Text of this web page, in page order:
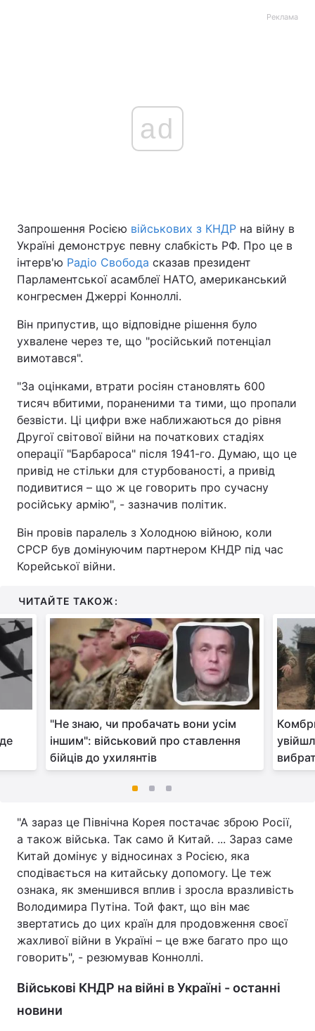
Реклама
ad
Запрошення Росією військових з КНДР на війну в
Україні демонструє певну слабкість РФ. Про це в
інтерв'ю Радіо Свобода сказав президент
Парламентської асамблеї НАТО, американський
конгресмен Джеррі Конноллі.
Він припустив, що відповідне рішення було
ухвалене через те, що "російський потенціал
вимотався".
"За оцінками, втрати росіян становлять 600
тисяч вбитими, пораненими та тими, що пропали
безвісти. Ці цифри вже наближаються до рівня
Другої світової війни на початкових стадіях
операції "Барбароса" після 1941-го. Думаю, що це
привід не стільки для стурбованості, а привід
подивитися – що ж це говорить про сучасну
російську армію", - зазначив політик.
Він провів паралель з Холодною війною, коли
СРСР був домінуючим партнером КНДР під час
Корейської війни.
ЧИТАЙТЕ ТАКОЖ:
"Не знаю, чи пробачать вони усім
іншим": військовий про ставлення
бійців до ухилянтів
"А зараз це Північна Корея постачає зброю Росії,
а також війська. Так само й Китай. ... Зараз саме
Китай домінує у відносинах з Росією, яка
сподівається на китайську допомогу. Це теж
ознака, як зменшився вплив і зросла вразливість
Володимира Путіна. Той факт, що він має
звертатись до цих країн для продовження своєї
жахливої війни в Україні – це вже багато про що
говорить", - резюмував Конноллі.
Військові КНДР на війні в Україні - останні
новини